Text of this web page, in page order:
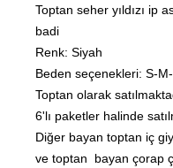
Toptan seher yıldızı ip
badi
Renk: Siyah
Beden seçenekleri: S-M-
Toptan olarak
6'lı paketler halinde
Diğer bayan toptan iç
ve toptan bayan çorap